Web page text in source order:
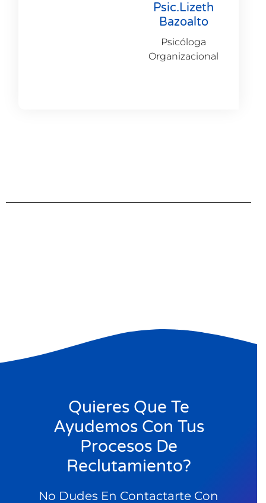
Psic.Lizeth
Bazoalto
Psicóloga
Organizacional
Quieres Que Te
Ayudemos Con Tus
Procesos De
Reclutamiento?
No Dudes En Contactarte Con